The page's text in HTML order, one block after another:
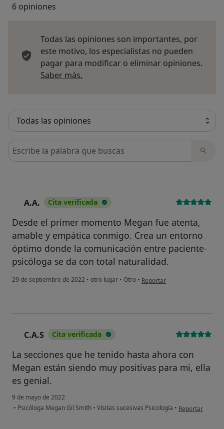
6 opiniones
Todas las opiniones son importantes, por
este motivo, los especialistas no pueden
pagar para modificar o eliminar opiniones.
Saber más.
Busca en opiniones
A.A. Cita verificada
Desde el primer momento Megan fue atenta,
amable y empática conmigo. Crea un entorno
óptimo donde la comunicación entre paciente-
psicóloga se da con total naturalidad.
29 de septiembre de 2022 • otro lugar • Otro • en opinión del usuario A.A.
Reportar
C.A.S Cita verificada
La secciones que he tenido hasta ahora con
Megan están siendo muy positivas para mi, ella
es genial.
9 de mayo de 2022
• Psicóloga Megan Gil Smith • Visitas sucesivas Psicología • en opinión del
Reportar